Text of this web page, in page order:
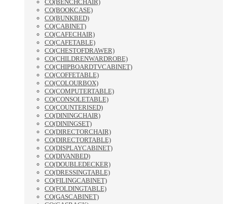
CO(BENCHCHAIR)
CO(BOOKCASE)
CO(BUNKBED)
CO(CABINET)
CO(CAFECHAIR)
CO(CAFETABLE)
CO(CHESTOFDRAWER)
CO(CHILDRENWARDROBE)
CO(CHIPBOARDTVCABINET)
CO(COFFETABLE)
CO(COLOURBOX)
CO(COMPUTERTABLE)
CO(CONSOLETABLE)
CO(COUNTERISED)
CO(DININGCHAIR)
CO(DININGSET)
CO(DIRECTORCHAIR)
CO(DIRECTORTABLE)
CO(DISPLAYCABINET)
CO(DIVANBED)
CO(DOUBLEDECKER)
CO(DRESSINGTABLE)
CO(FILINGCABINET)
CO(FOLDINGTABLE)
CO(GASCABINET)